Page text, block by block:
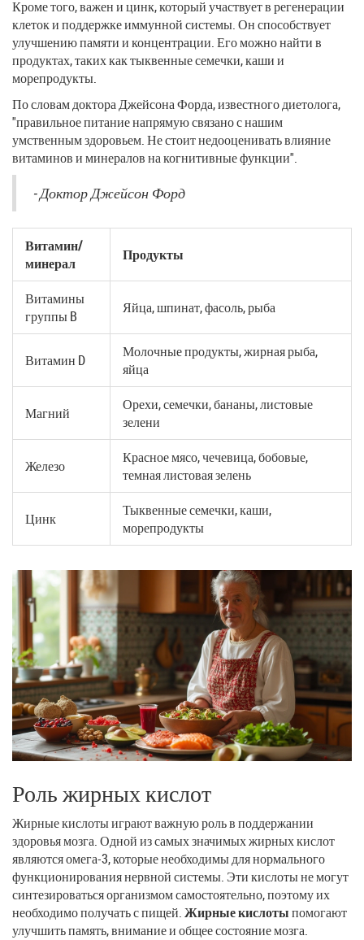
Кроме того, важен и цинк, который участвует в регенерации
клеток и поддержке иммунной системы. Он способствует
улучшению памяти и концентрации. Его можно найти в
продуктах, таких как тыквенные семечки, каши и
морепродукты.
По словам доктора Джейсона Форда, известного диетолога,
"правильное питание напрямую связано с нашим
умственным здоровьем. Не стоит недооценивать влияние
витаминов и минералов на когнитивные функции".
- Доктор Джейсон Форд
Витамин/
минерал
Продукты
Витамины
группы B
Яйца, шпинат, фасоль, рыба
Витамин D
Молочные продукты, жирная рыба,
яйца
Магний
Орехи, семечки, бананы, листовые
зелени
Железо
Красное мясо, чечевица, бобовые,
темная листовая зелень
Цинк
Тыквенные семечки, каши,
морепродукты
Роль жирных кислот
Жирные кислоты играют важную роль в поддержании
здоровья мозга. Одной из самых значимых жирных кислот
являются омега-3, которые необходимы для нормального
функционирования нервной системы. Эти кислоты не могут
синтезироваться организмом самостоятельно, поэтому их
необходимо получать с пищей.Жирные кислотыпомогают
улучшить память, внимание и общее состояние мозга.